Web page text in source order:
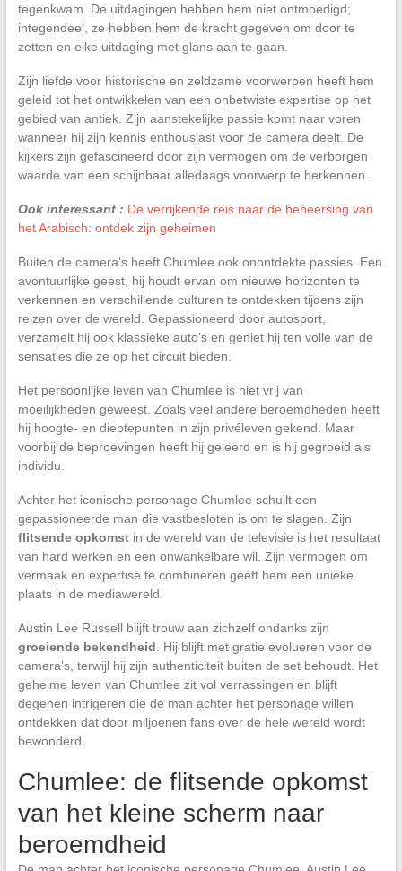
tegenkwam. De uitdagingen hebben hem niet ontmoedigd;
integendeel, ze hebben hem de kracht gegeven om door te
zetten en elke uitdaging met glans aan te gaan.
Zijn liefde voor historische en zeldzame voorwerpen heeft hem
geleid tot het ontwikkelen van een onbetwiste expertise op het
gebied van antiek. Zijn aanstekelijke passie komt naar voren
wanneer hij zijn kennis enthousiast voor de camera deelt. De
kijkers zijn gefascineerd door zijn vermogen om de verborgen
waarde van een schijnbaar alledaags voorwerp te herkennen.
Ook interessant : De verrijkende reis naar de beheersing van
het Arabisch: ontdek zijn geheimen
Buiten de camera’s heeft Chumlee ook onontdekte passies. Een
avontuurlijke geest, hij houdt ervan om nieuwe horizonten te
verkennen en verschillende culturen te ontdekken tijdens zijn
reizen over de wereld. Gepassioneerd door autosport,
verzamelt hij ook klassieke auto’s en geniet hij ten volle van de
sensaties die ze op het circuit bieden.
Het persoonlijke leven van Chumlee is niet vrij van
moeilijkheden geweest. Zoals veel andere beroemdheden heeft
hij hoogte- en dieptepunten in zijn privéleven gekend. Maar
voorbij de beproevingen heeft hij geleerd en is hij gegroeid als
individu.
Achter het iconische personage Chumlee schuilt een
gepassioneerde man die vastbesloten is om te slagen. Zijn
flitsende opkomstin de wereld van de televisie is het resultaat
van hard werken en een onwankelbare wil. Zijn vermogen om
vermaak en expertise te combineren geeft hem een unieke
plaats in de mediawereld.
Austin Lee Russell blijft trouw aan zichzelf ondanks zijn
groeiende bekendheid . Hij blijft met gratie evolueren voor de
camera’s, terwijl hij zijn authenticiteit buiten de set behoudt. Het
geheime leven van Chumlee zit vol verrassingen en blijft
degenen intrigeren die de man achter het personage willen
ontdekken dat door miljoenen fans over de hele wereld wordt
bewonderd.
Chumlee: de flitsende opkomst
van het kleine scherm naar
beroemdheid